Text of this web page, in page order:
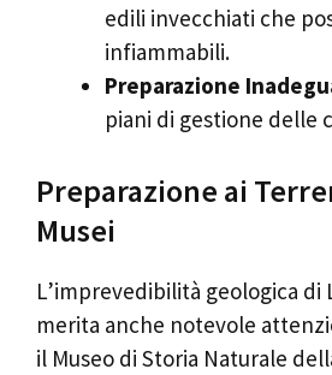
edili invecchiati che
infiammabili.
Preparazione
piani di gestione delle
Preparazione ai
Musei
L’imprevedibilità geologica di
merita anche notevole
il Museo di Storia Naturale